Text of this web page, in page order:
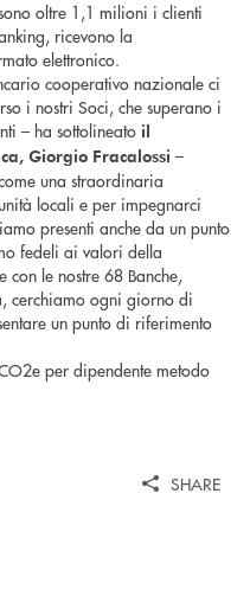
oltre 1,1 milioni i clienti
ricevono la
elettronico.
cooperativo nazionale ci
i nostri Soci, che superano i
– ha sottolineato il
Giorgio Fracalossi –
una straordinaria
locali e per impegnarci
presenti anche da un punto
fedeli ai valori della
le nostre 68 Banche,
cerchiamo ogni giorno di
un punto di riferimento
per dipendente metodo
SHARE